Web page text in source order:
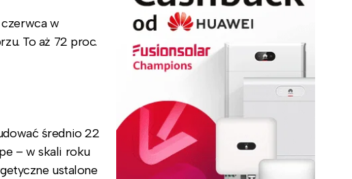
w
To aż 72 proc.
średnio 22
– w skali roku
ustalone